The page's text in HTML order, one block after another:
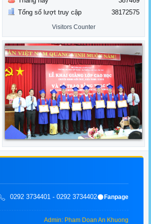
Tổng số lượt truy cập
38172575
Visitors Counter
0292 3734401 - 0292 3734402 Fanpage
Admin: Pham Doan An Khuong